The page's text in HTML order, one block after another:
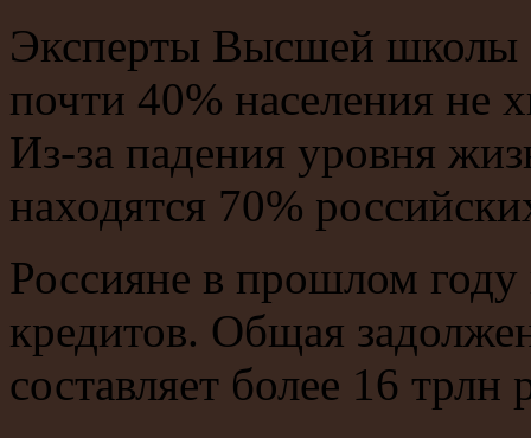
Эксперты Высшей школы
почти 40% населения не
Из-за падения уровня
находятся 70%
Россияне в прошлом году
кредитов. Общая
составляет более 16 трлн